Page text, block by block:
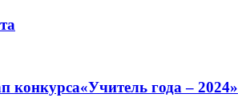
конкурса«Учитель года – 2024»